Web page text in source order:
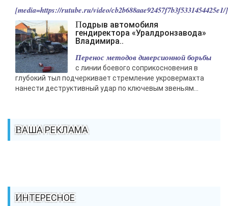
[media=https://rutube.ru/video/
Подрыв автомобиля
гендиректора «Уралдронзавода»
Владимира..
Перенос методов диверсионной борьбы
с линии боевого соприкосновения в
глубокий тыл подчеркивает стремление укровермахта
нанести деструктивный удар по ключевым звеньям...
ВАША РЕКЛАМА
ИНТЕРЕСНОЕ